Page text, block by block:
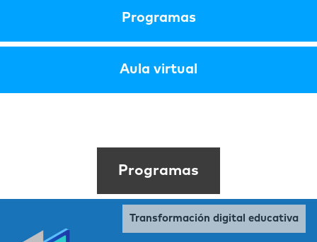
Programas
Aula virtual
Programas
Transformación digital educativa